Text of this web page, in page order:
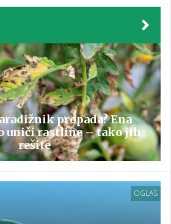
propada? Ena
uniči rastline – tako jih
rešite
OGLAS